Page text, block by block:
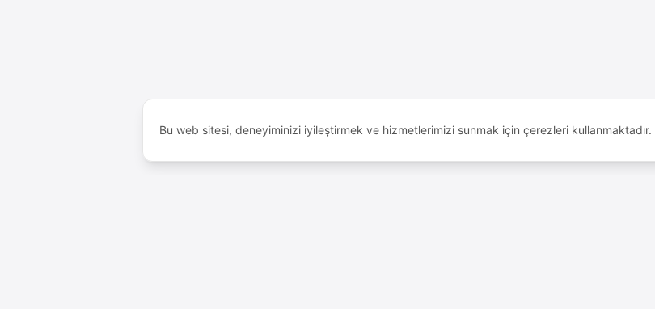
Bu web sitesi, deneyiminizi iyileştirmek ve hizmetlerimizi sunmak için çerezleri kullanmaktadır.